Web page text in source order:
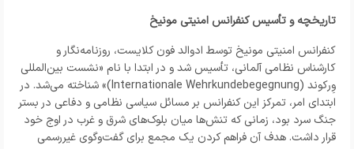
تاریخچه و تأسیس کنفرانس امنیتی مونیخ
کنفرانس امنیتی مونیخ توسط ادوالد فون کلایست، روزنامه‌نگار و
کارشناس نظامی آلمانی، تأسیس شد و در ابتدا با نام «نشست بین‌المللی
وِرکوند (Internationale Wehrkundebegegnung)» شناخته می‌شد. در
ابتدای امر، تمرکز این کنفرانس بر مسائل سیاسی نظامی و دفاعی در بستر
جنگ سرد بود، زمانی که تنش‌ها میان بلوک‌های شرق و غرب در اوج خود
قرار داشت. هدف آن فراهم کردن یک مجمع برای گفت‌وگوی غیررسمی